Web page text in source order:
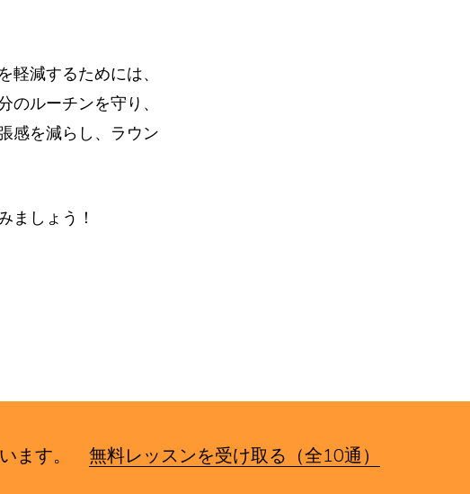
減するためには、
ルーチンを守り、
感を減らし、ラウン
ましょう！
ます。 無料レッスンを受け取る（全10通）